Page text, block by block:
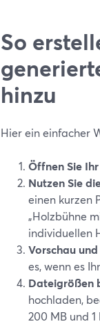
So
hinzu
Hier ein einfacher
Öffnen Sie
Nutzen Sie
einen kurzen
„Holzbühne
individuellen
Vorschau
es, wenn es
Dateigrößen
hochladen,
200 MB und